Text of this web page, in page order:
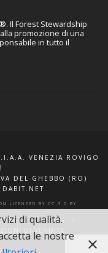
Il Forest Stewardship
promozione di una
in tutto il
VENEZIA ROVIGO
DEL GHEBBO (RO)
DABIT.NET
LICENSED BY CC 3.0 BY
BLOG
DI VENDITA
di qualità.
le nostre